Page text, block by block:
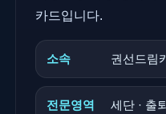
카드입니다.
소속 권선드림
전문영역 세단 · 출